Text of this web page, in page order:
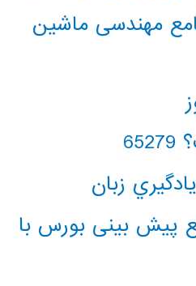
مهندسی ماشین
زبان
پیش بینی بورس با